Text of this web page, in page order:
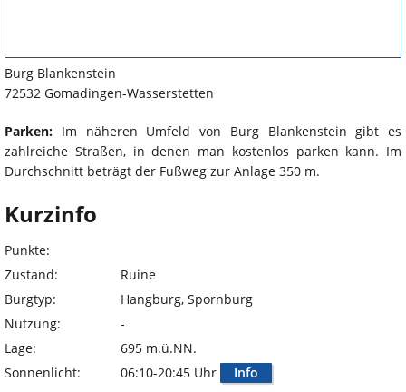
Burg Blankenstein
72532 Gomadingen-Wasserstetten
Parken: Im näheren Umfeld von Burg Blankenstein gibt es
zahlreiche Straßen, in denen man kostenlos parken kann. Im
Durchschnitt beträgt der Fußweg zur Anlage 350 m.
Kurzinfo
Punkte:
Zustand:
Ruine
Burgtyp:
Hangburg, Spornburg
Nutzung:
-
Lage:
695 m.ü.NN.
Sonnenlicht:
06:10-20:45 Uhr Info